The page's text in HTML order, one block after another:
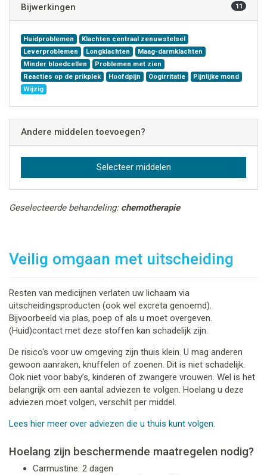
Geselecteerde behandeling: chemotherapie
Veilig omgaan met uitscheiding
Resten van medicijnen verlaten uw lichaam via
uitscheidingsproducten (ook wel excreta genoemd).
Bijvoorbeeld via plas, poep of als u moet overgeven.
(Huid)contact met deze stoffen kan schadelijk zijn.
De risico's voor uw omgeving zijn thuis klein. U mag anderen
gewoon aanraken, knuffelen of zoenen. Dit is niet schadelijk.
Ook niet voor baby’s, kinderen of zwangere vrouwen. Wel is het
belangrijk om een aantal adviezen te volgen. Hoelang u deze
adviezen moet volgen, verschilt per middel.
Lees hier meer over adviezen die u thuis kunt volgen.
Hoelang zijn beschermende maatregelen nodig?
Carmustine: 2 dagen
Bijwerkingen 11
Huidproblemen
Klachten centraal zenuwstelsel
Leverproblemen
Longklachten
Maag-darmklachten
Minder bloedcellen
Problemen met zien
Reacties op de prikplek
Hoofdpijn Oogirritatie
Pijnlijke mond
Wijzig
Andere middelen toevoegen?
Selecteer middelen